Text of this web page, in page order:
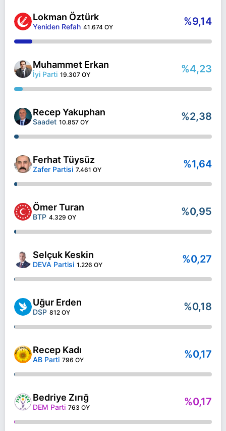
Lokman Öztürk
Yeniden Refah 41.674 OY %9,14
Muhammet Erkan
İyi Parti 19.307 OY %4,23
Recep Yakuphan
Saadet 10.857 OY %2,38
Ferhat Tüysüz
Zafer Partisi 7.461 OY %1,64
Ömer Turan
BTP 4.329 OY %0,95
Selçuk Keskin
DEVA Partisi 1.226 OY %0,27
Uğur Erden
DSP 812 OY %0,18
Recep Kadı
AB Parti 796 OY %0,17
Bedriye Zırığ
DEM Parti 763 OY %0,17